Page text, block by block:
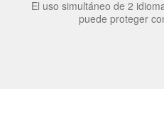
El uso simultáneo de 2
puede proteger